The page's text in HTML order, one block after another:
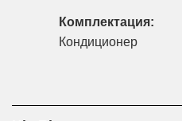
Комплектация:
Кондиционер